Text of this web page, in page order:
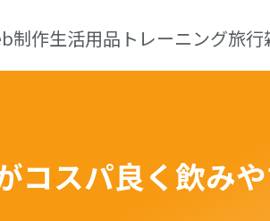
制作生活用品 トレーニング旅行
コスパ良く飲み